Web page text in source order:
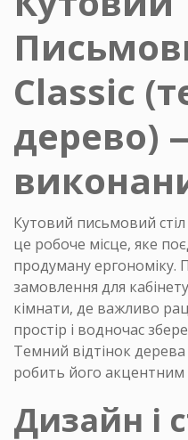
Кухні на
Шафи-купе
Спальні
Комоди
Передпокій
Стінки
Дитячі
Офісні
Classic
дерево)
Кутовий письмовий
це робоче місце, яке
продуману ергономіку.
замовлення для
кімнати, де важливо
простір і водночас
Темний відтінок дерева
робить його акцентним
Дизайн і